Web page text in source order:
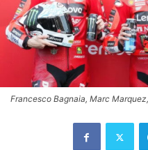
Francesco Bagnaia, Marc